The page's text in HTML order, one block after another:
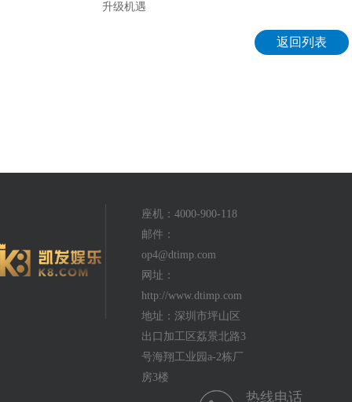
升级机遇
返回列表
座机：4000-900-118
邮件：
op4@dtimp.com
网址：
http://www.dtimp.com
地址：深圳市坪山区
出口加工区荔景北路3
号海翔工业园a-2栋厂
房3楼
热线电话